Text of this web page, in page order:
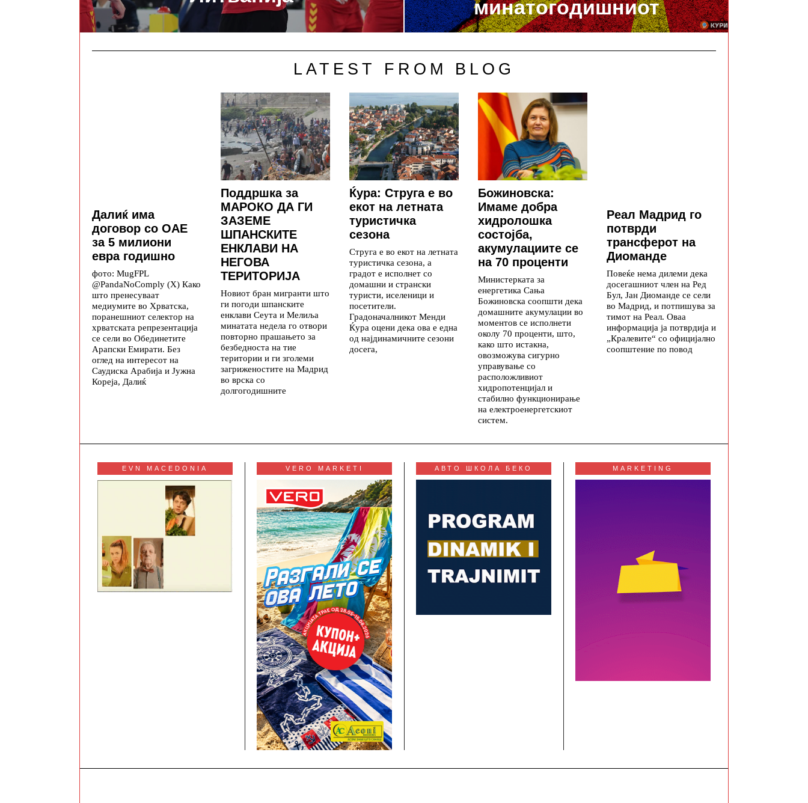
минатогодишниот
LATEST FROM BLOG
Далиќ има
договор со ОАЕ
за 5 милиони
евра годишно
фото: MugFPL
@PandaNoComply (X) Како
што пренесуваат
медиумите во Хрватска,
поранешниот селектор на
хрватската репрезентација
се сели во Обединетите
Арапски Емирати. Без
оглед на интересот на
Саудиска Арабија и Јужна
Кореја, Далиќ
Поддршка за
МАРОКО ДА ГИ
ЗАЗЕМЕ
ШПАНСКИТЕ
ЕНКЛАВИ НА
НЕГОВА
ТЕРИТОРИЈА
Новиот бран мигранти што
ги погоди шпанските
енклави Сеута и Мелиља
минатата недела го отвори
повторно прашањето за
безбедноста на тие
територии и ги зголеми
загриженостите на Мадрид
во врска со
долгогодишните
Ќура: Струга е во
екот на летната
туристичка
сезона
Струга е во екот на летната
туристичка сезона, а
градот е исполнет со
домашни и странски
туристи, иселеници и
посетители.
Градоначалникот Менди
Ќура оцени дека ова е една
од најдинамичните сезони
досега,
Божиновска:
Имаме добра
хидролошка
состојба,
акумулациите се
на 70 проценти
Министерката за
енергетика Сања
Божиновска соопшти дека
домашните акумулации во
моментов се исполнети
околу 70 проценти, што,
како што истакна,
овозможува сигурно
управување со
расположливиот
хидропотенцијал и
стабилно функционирање
на електроенергетскиот
систем.
Реал Мадрид го
потврди
трансферот на
Диоманде
Повеќе нема дилеми дека
досегашниот член на Ред
Бул, Јан Диоманде се сели
во Мадрид, и потпишува за
тимот на Реал. Оваа
информација ја потврдија и
„Кралевите“ со официјално
соопштение по повод
EVN MACEDONIA VERO MARKETI АВТО ШКОЛА БЕКО MARKETING